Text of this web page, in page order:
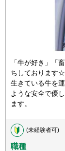
「牛が好き」「
ちしております☆
生きている牛を
ような安全で優
ます。
(未経験者可)
職種